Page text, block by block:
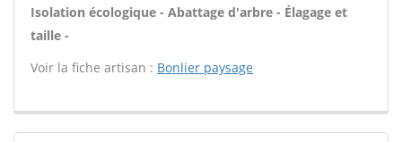
Isolation écologique - Abattage d'arbre - Élagage et
taille -
Voir la fiche artisan : Bonlier paysage